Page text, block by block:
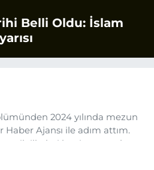
Belli Oldu: İslam
2024 yılında mezun
Haber Ajansı ile adım attım.
etik ilkeleri benimseyerek,
aktarmayı